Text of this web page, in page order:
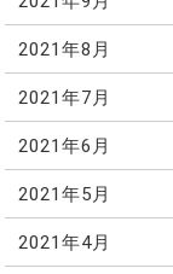
2021年8月
2021年7月
2021年6月
2021年5月
2021年4月